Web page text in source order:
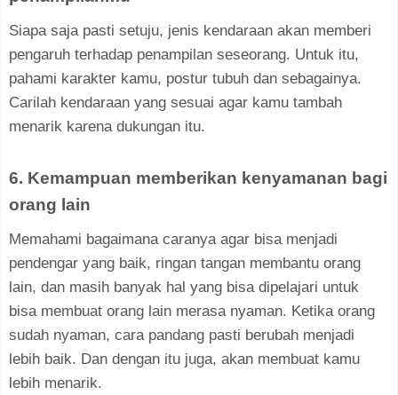
Siapa saja pasti setuju, jenis kendaraan akan memberi
pengaruh terhadap penampilan seseorang. Untuk itu,
pahami karakter kamu, postur tubuh dan sebagainya.
Carilah kendaraan yang sesuai agar kamu tambah
menarik karena dukungan itu.
6. Kemampuan memberikan kenyamanan bagi
orang lain
Memahami bagaimana caranya agar bisa menjadi
pendengar yang baik, ringan tangan membantu orang
lain, dan masih banyak hal yang bisa dipelajari untuk
bisa membuat orang lain merasa nyaman. Ketika orang
sudah nyaman, cara pandang pasti berubah menjadi
lebih baik. Dan dengan itu juga, akan membuat kamu
lebih menarik.